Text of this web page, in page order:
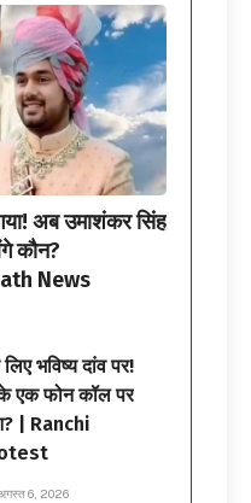
अब उमाशंकर सिंह
कौन?
News
भविष्य दांव पर!
एक फोन कॉल पर
| Ranchi
6, 2026